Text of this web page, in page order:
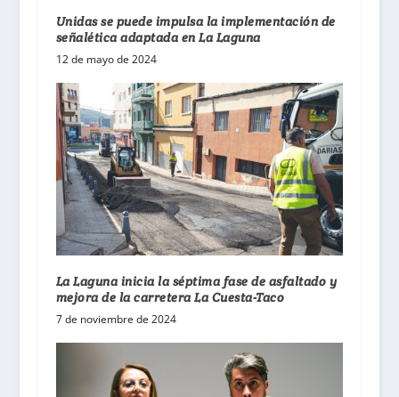
Unidas se puede impulsa la implementación de
señalética adaptada en La Laguna
12 de mayo de 2024
La Laguna inicia la séptima fase de asfaltado y
mejora de la carretera La Cuesta-Taco
7 de noviembre de 2024